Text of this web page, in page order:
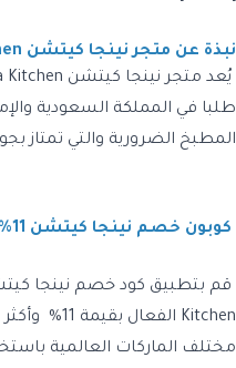
نبذة عن متجر نينجا كيتشن Ninja Kitchen ؟
طلبا في المملكة السعودية
المطبخ الضرورية والتي تمتاز
كوبون خصم نينجا كيتشن 11% فعال باستخدام كود SN77510
قم بتطبيق كود خصم نينجا كيتشن
Kitchen
الفعال
مختلف الماركات العالمية